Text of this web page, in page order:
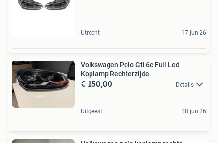
Utrecht 17 jun 26
Volkswagen Polo Gti 6c Full Led
Koplamp Rechterzijde
€ 150,00 Details
Uitgeest 18 jun 26